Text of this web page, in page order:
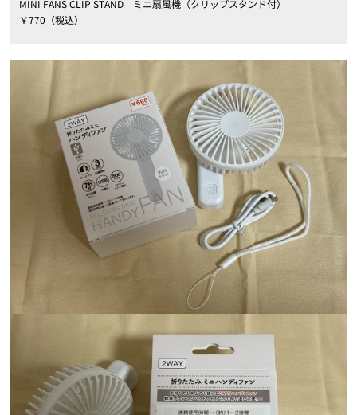
MINI FANS CLIP STAND ミニ扇風機（クリップスタンド付）
￥770（税込）